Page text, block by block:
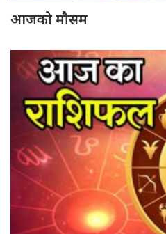
आजको मौसम